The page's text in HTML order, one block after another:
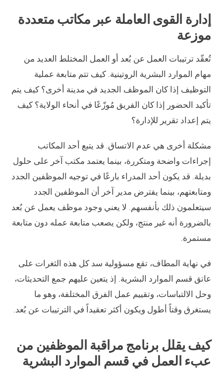
إدارة القوى العاملة عبر مكاتب متعددة
موزعة
تُعقّد ترتيبات العمل عن بُعد أو العمل المختلط العديد من
مهام الموارد البشرية الروتينية. كيف تتم متابعة عملية
التوظيف إذا كان الموظف الجديد في مدينة أخرى؟ كيف يتم
تأكيد الحضور إذا كان الفريق مُوزّعًا في أنحاء الولاية؟ كيف
يتم إعداد تقرير للإدارة؟
مشكلة أخرى هي عدم الاتساق. قد يتبع أحد المكاتب
إجراءات واضحة ومتكررة، بينما يعتمد مكتب آخر على حلول
بديلة. قد يكون أحد المدراء بارعًا في توجيه الموظفين الجدد
ومتابعتهم، بينما يفترض مدير آخر أن الموظفين الجدد
سيتعلمون ذلك بأنفسهم. لا يعني وجود موظف يعمل عن بُعد
بالضرورة أنه غير منتج، ولكن يصعب متابعة عمله دون متابعة
مستمرة.
في نهاية المطاف، تقع مسؤولية سد كل هذه الثغرات على
عاتق قسم الموارد البشرية. إذ يتعين عليهم جمع التحديثات،
وحل الالتباسات، وتقييم عمل الفرق المختلفة، وهو ما
يستغرق وقتاً أطول ويكون أكثر تعقيداً في الترتيبات عن بُعد.
كيف يقلل برنامج مراقبة الموظفين من
عبء العمل في قسم الموارد البشرية